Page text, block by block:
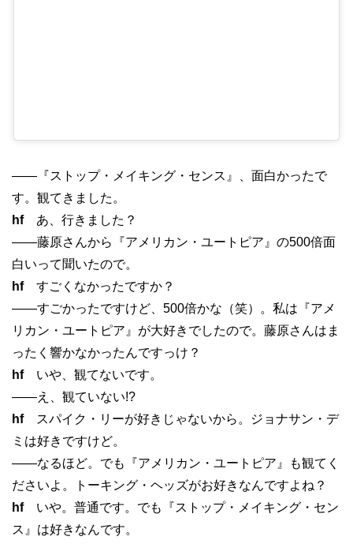
——『ストップ・メイキング・センス』、面白かったで
す。観てきました。
hfあ、行きました？
——藤原さんから『アメリカン・ユートピア』の500倍面
白いって聞いたので。
hfすごくなかったですか？
——すごかったですけど、500倍かな（笑）。私は『アメ
リカン・ユートピア』が大好きでしたので。藤原さんはま
ったく響かなかったんですっけ？
hfいや、観てないです。
——え、観ていない!?
hfスパイク・リーが好きじゃないから。ジョナサン・デ
ミは好きですけど。
——なるほど。でも『アメリカン・ユートピア』も観てく
ださいよ。トーキング・ヘッズがお好きなんですよね？
hfいや。普通です。でも『ストップ・メイキング・セン
ス』は好きなんです。